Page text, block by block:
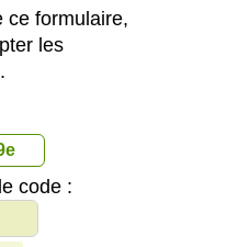
ce formulaire,
les
.
code :